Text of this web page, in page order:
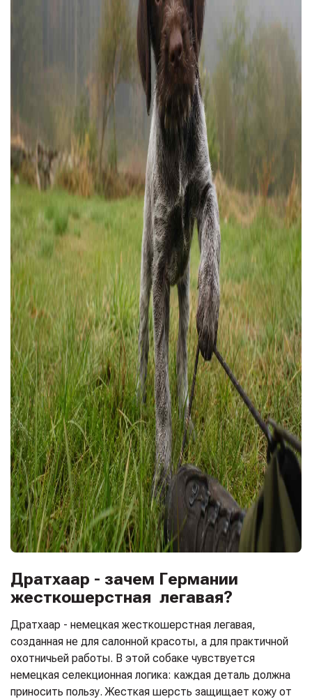
Дратхаар - зачем Германии
жесткошерстная легавая?
Дратхаар - немецкая жесткошерстная легавая,
созданная не для салонной красоты, а для практичной
охотничьей работы. В этой собаке чувствуется
немецкая селекционная логика: каждая деталь должна
приносить пользу. Жесткая шерсть защищает кожу от